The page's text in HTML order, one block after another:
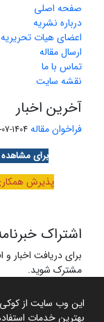
این وب سایت از کوکی
بهترین خدمات
صفحه اصلی
درباره نشریه
اعضای هیات تحریریه
ارسال مقاله
تماس با ما
نقشه سایت
آخرین اخبار
فراخوان مقاله 1404-07-02
برای مشاهده
پذیرش
اشتراک
برای دریافت اخبار
مشترک شوید.